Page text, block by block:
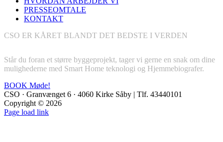
PRESSEOMTALE
KONTAKT
CSO ER KÅRET BLANDT DET BEDSTE I VERDEN
BOOK GRATIS MØDE
Står du foran et større byggeprojekt, tager vi gerne en snak om dine
mulighederne med Smart Home teknologi og Hjemmebiografer.
BOOK Møde!
CSO · Granvænget 6 · 4060 Kirke Såby | Tlf. 43440101
Copyright © 2026
YouTube
Instagram
Facebook
LinkedIn
Page load link